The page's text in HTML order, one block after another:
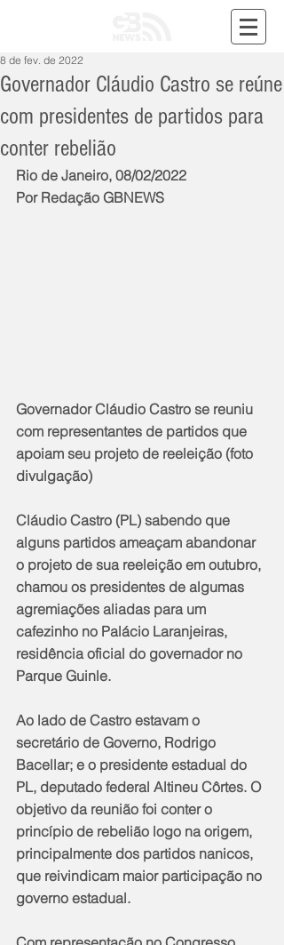
Governador Cláudio Castro se reúne
com presidentes de partidos para
conter rebelião
8 de fev. de 2022
Rio de Janeiro, 08/02/2022
Por Redação GBNEWS
Governador Cláudio Castro se reuniu
com representantes de partidos que
apoiam seu projeto de reeleição (foto
divulgação)
Cláudio Castro (PL) sabendo que
alguns partidos ameaçam abandonar
o projeto de sua reeleição em outubro,
chamou os presidentes de algumas
agremiações aliadas para um
cafezinho no Palácio Laranjeiras,
residência oficial do governador no
Parque Guinle.
Ao lado de Castro estavam o
secretário de Governo, Rodrigo
Bacellar; e o presidente estadual do
PL, deputado federal Altineu Côrtes. O
objetivo da reunião foi conter o
princípio de rebelião logo na origem,
principalmente dos partidos nanicos,
que reivindicam maior participação no
governo estadual.